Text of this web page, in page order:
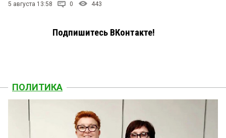
5 августа 13:58 0 443
Подпишитесь ВКонтакте!
ПОЛИТИКА